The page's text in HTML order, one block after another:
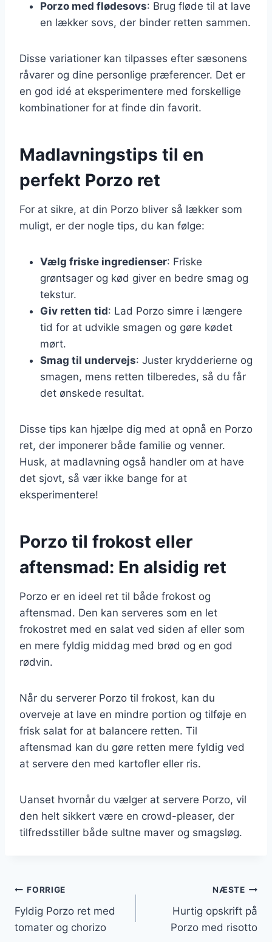
Porzo med flødesovs: Brug fløde til at lave
en lækker sovs, der binder retten sammen.
Disse variationer kan tilpasses efter sæsonens
råvarer og dine personlige præferencer. Det er
en god idé at eksperimentere med forskellige
kombinationer for at finde din favorit.
Madlavningstips til en
perfekt Porzo ret
For at sikre, at din Porzo bliver så lækker som
muligt, er der nogle tips, du kan følge:
Vælg friske ingredienser: Friske
grøntsager og kød giver en bedre smag og
tekstur.
Giv retten tid: Lad Porzo simre i længere
tid for at udvikle smagen og gøre kødet
mørt.
Smag til undervejs: Juster krydderierne og
smagen, mens retten tilberedes, så du får
det ønskede resultat.
Disse tips kan hjælpe dig med at opnå en Porzo
ret, der imponerer både familie og venner.
Husk, at madlavning også handler om at have
det sjovt, så vær ikke bange for at
eksperimentere!
Porzo til frokost eller
aftensmad: En alsidig ret
Porzo er en ideel ret til både frokost og
aftensmad. Den kan serveres som en let
frokostret med en salat ved siden af eller som
en mere fyldig middag med brød og en god
rødvin.
Når du serverer Porzo til frokost, kan du
overveje at lave en mindre portion og tilføje en
frisk salat for at balancere retten. Til
aftensmad kan du gøre retten mere fyldig ved
at servere den med kartofler eller ris.
Uanset hvornår du vælger at servere Porzo, vil
den helt sikkert være en crowd-pleaser, der
tilfredsstiller både sultne maver og smagsløg.
Indlægsnavigation
FORRIGE
Fyldig Porzo ret med
tomater og chorizo
NÆSTE
Hurtig opskrift på
Porzo med risotto